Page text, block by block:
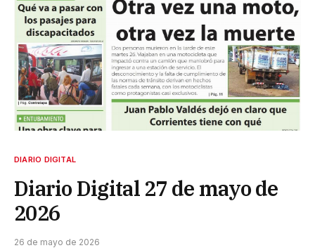
DIARIO DIGITAL
Diario Digital 27 de mayo de
2026
26 de mayo de 2026